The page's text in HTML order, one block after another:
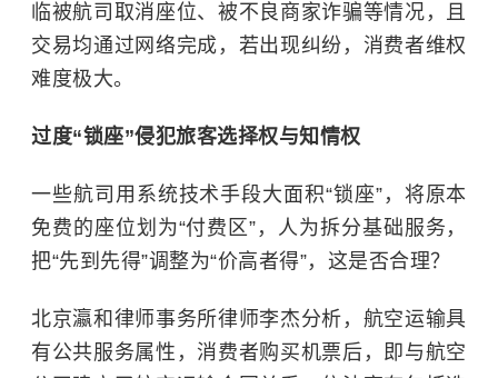
临被航司取消座位、被不良商家诈骗等情况，且
交易均通过网络完成，若出现纠纷，消费者维权
难度极大。
过度“锁座”侵犯旅客选择权与知情权
一些航司用系统技术手段大面积“锁座”，将原本
免费的座位划为“付费区”，人为拆分基础服务，
把“先到先得”调整为“价高者得”，这是否合理？
北京瀛和律师事务所律师李杰分析，航空运输具
有公共服务属性，消费者购买机票后，即与航空